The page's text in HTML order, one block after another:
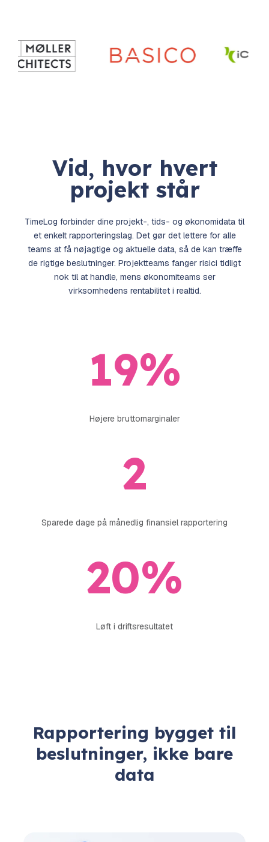
Vid, hvor hvert
projekt står
TimeLog forbinder dine projekt-, tids- og økonomidata til
et enkelt rapporteringslag. Det gør det lettere for alle
teams at få nøjagtige og aktuelle data, så de kan træffe
de rigtige beslutninger. Projektteams fanger risici tidligt
nok til at handle, mens økonomiteams ser
virksomhedens rentabilitet i realtid.
19%
Højere bruttomarginaler
2
Sparede dage på månedlig finansiel rapportering
20%
Løft i driftsresultatet
Rapportering bygget til
beslutninger, ikke bare
data